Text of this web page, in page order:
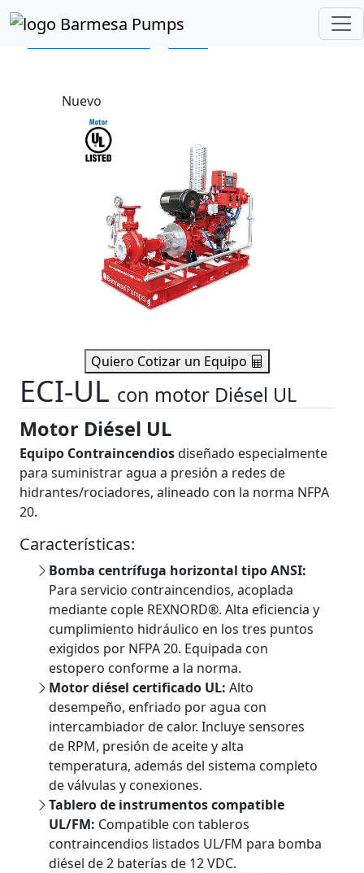
Inicio
Catálogo de Productos
Nuevo
Quiero Cotizar un Equipo
ECI-UL con motor Diésel UL
Motor Diésel UL
Equipo Contraincendiosdiseñado especialmente
para suministrar agua a presión a redes de
hidrantes/rociadores, alineado con la norma NFPA
20.
Características:
Bomba centrífuga horizontal tipo ANSI:
Para servicio contraincendios, acoplada
mediante cople REXNORD®. Alta eficiencia y
cumplimiento hidráulico en los tres puntos
exigidos por NFPA 20. Equipada con
estopero conforme a la norma.
Motor diésel certificado UL: Alto
desempeño, enfriado por agua con
intercambiador de calor. Incluye sensores
de RPM, presión de aceite y alta
temperatura, además del sistema completo
de válvulas y conexiones.
Tablero de instrumentos compatible
UL/FM: Compatible con tableros
contraincendios listados UL/FM para bomba
diésel de 2 baterías de 12 VDC.